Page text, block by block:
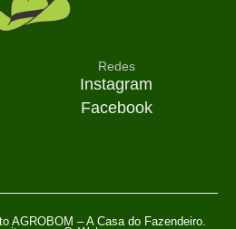
Redes
Instagram
Facebook
AGROBOM – A Casa do Fazendeiro.